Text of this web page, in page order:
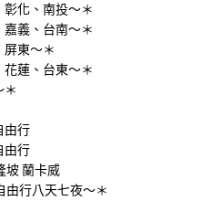
彰化、南投～＊
嘉義、台南～＊
屏東～＊
花蓮、台東～＊
＊
由行
由行
坡 蘭卡威
由行八天七夜～＊